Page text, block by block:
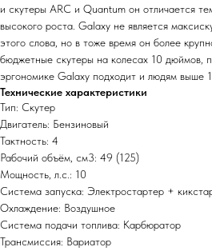
и скутеры ARC и Quantum он отличается
высокого роста. Galaxy не является
этого слова, но в тоже время он более
бюджетные скутеры на колесах 10 дюймов,
эргономике Galaxy подходит и людям выше
Технические характеристики
Тип: Скутер
Двигатель: Бензиновый
Тактность: 4
Рабочий объём, см3: 49 (125)
Мощность, л.с.: 10
Система запуска: Электростартер +
Охлаждение: Воздушное
Система подачи топлива: Карбюратор
Трансмиссия: Вариатор